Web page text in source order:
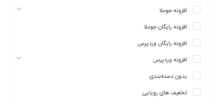
افزونه جوملا
افزونه رایگان جوملا
افزونه رایگان وردپرس
افزونه وردپرس
بدون دسته‌بندی
تخفیف های رویایی